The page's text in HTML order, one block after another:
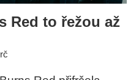
Red to řežou až